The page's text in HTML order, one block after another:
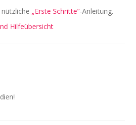
„Erste Schritte“-Anleitung.
Hilfeübersicht